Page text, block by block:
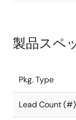
製品スペ
Pkg. Type
Lead Count (#)